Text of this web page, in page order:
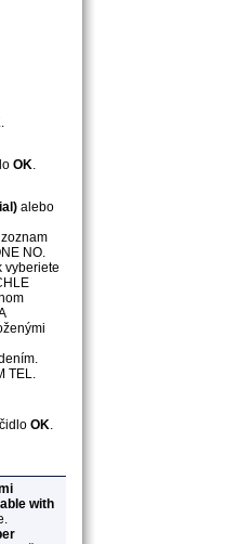
.
OK.
alebo
NO.
vyberiete
TEL.
OK.
with